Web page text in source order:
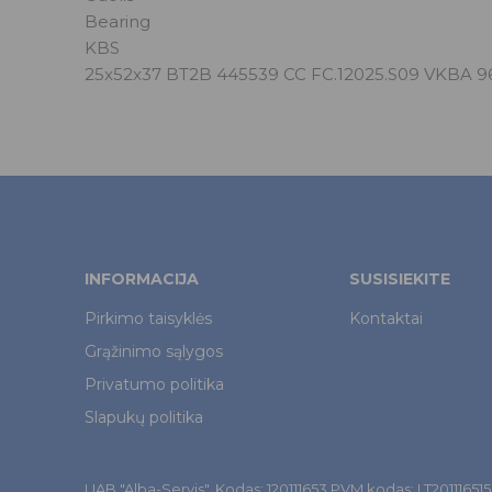
Bearing
KBS
25x52x37 BT2B 445539 CC FC.12025.S09 VKBA
INFORMACIJA
Pirkimo taisyklės
Grąžinimo sąlygos
Privatumo politika
Slapukų politika
SUSISIEKITE
Kontaktai